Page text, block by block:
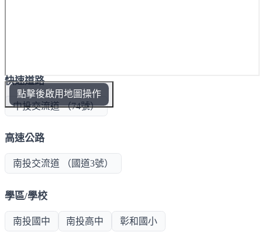
點擊後啟用地圖操作
快速道路
中投交流道 （74號）
高速公路
南投交流道 （國道3號）
學區/學校
南投國中 南投高中 彰和國小